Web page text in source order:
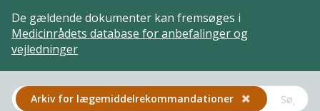
De gældende dokumenter kan fremsøges i
Medicinrådets database for anbefalinger og
vejledninger
Arkiv for lægemiddel­rekommandationer